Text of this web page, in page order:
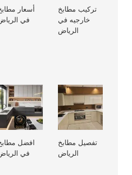
تركيب مطابخ
خارجيه في
الرياض
أسعار
في
تفصيل مطابخ
الرياض
افضل
في